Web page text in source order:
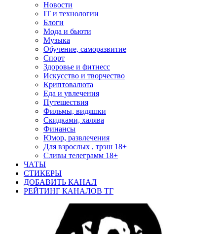
Новости
IT и технологии
Блоги
Мода и бьюти
Музыка
Обучение, саморазвитие
Спорт
Здоровье и фитнесс
Искусство и творчество
Криптовалюта
Еда и увлечения
Путешествия
Фильмы, видяшки
Скидками, халява
Финансы
Юмор, развлечения
Для взрослых , трэш 18+
Сливы телеграмм 18+
ЧАТЫ
СТИКЕРЫ
ДОБАВИТЬ КАНАЛ
РЕЙТИНГ КАНАЛОВ ТГ